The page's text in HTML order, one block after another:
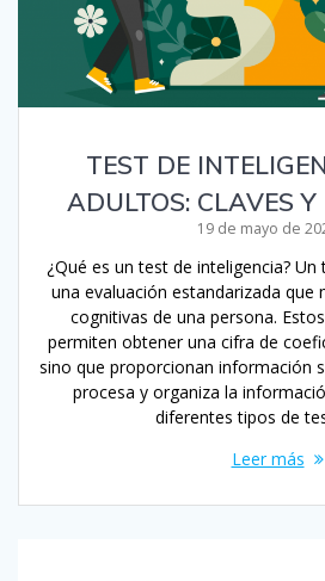
TEST DE
ADULTOS: CLAVES Y
19 de mayo de
¿Qué es un test de inteligencia?
una evaluación estandarizada que
cognitivas de una persona.
permiten obtener una cifra de
sino que proporcionan información
procesa y organiza la
diferentes tipos de
Leer más